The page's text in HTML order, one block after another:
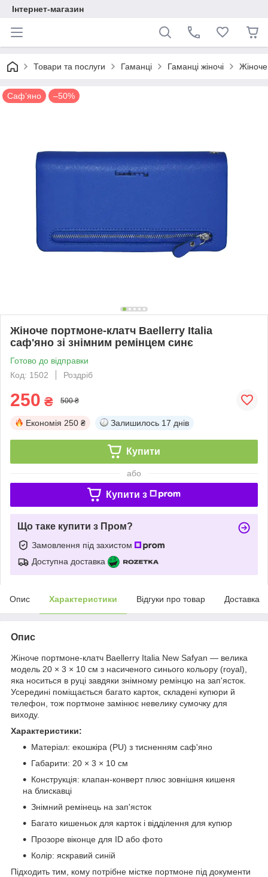
Інтернет-магазин
Товари та послуги Гаманці Гаманці жіночі
Сафʼяно –50%
Жіноче портмоне-клатч Baellerry Italia
саф'яно зі знімним ремінцем синє
Готово до відправки
Код: 1502
Роздріб
250 ₴ 500 ₴
Економія 250 ₴ Залишилось 17 днів
Купити
або
Купити з
Що таке купити з Пром?
Замовлення під захистом
Доступна доставка
Опис Характеристики Відгуки про товар Доставка
Опис
Жіноче портмоне-клатч Baellerry Italia New Safyan — велика
модель 20 × 3 × 10 см з насиченого синього кольору (royal),
яка носиться в руці завдяки знімному ремінцю на зап'ясток.
Усередині поміщається багато карток, складені купюри й
телефон, тож портмоне замінює невелику сумочку для
виходу.
Характеристики:
Матеріал: екошкіра (PU) з тисненням саф'яно
Габарити: 20 × 3 × 10 см
Конструкція: клапан-конверт плюс зовнішня кишеня
на блискавці
Знімний ремінець на зап'ясток
Багато кишеньок для карток і відділення для купюр
Прозоре віконце для ID або фото
Колір: яскравий синій
Підходить тим, кому потрібне містке портмоне під документи